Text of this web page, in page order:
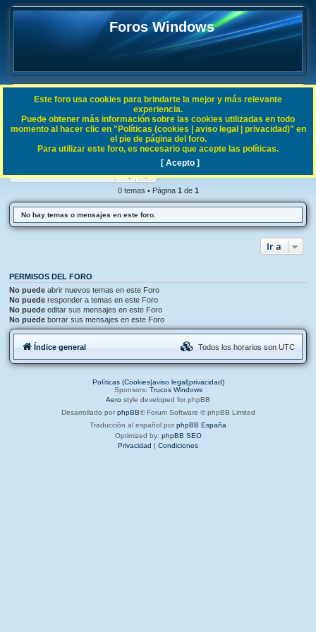
Foros Windows
FAQ
Índice general Noticias
B
r
Noticias
BuscarBúsqueda avanzada
0 temas • Página 1 de 1
No hay temas o mensajes en este foro.
Ir a
PERMISOS DEL FORO
No puede abrir nuevos temas en este Foro
No puede responder a temas en este Foro
No puede editar sus mensajes en este Foro
No puede borrar sus mensajes en este Foro
Este foro usa cookies para brindarte la mejor y más relevante
experiencia.
Puede obtener más información sobre las cookies utilizadas en todo
momento al hacer clic en "Políticas (cookies | aviso legal | privacidad)" en
el pie de página del foro.
Para utilizar este foro, es necesario que acepte las políticas.
[ Acepto ]
Índice general Todos los horarios son UTC
Políticas (Cookies|aviso legal|privacidad)
Sponsors: Trucos Windows
Aero style developed for phpBB
Desarrollado por phpBB® Forum Software © phpBB Limited
Traducción al español por phpBB España
Optimized by: phpBB SEO
Privacidad | Condiciones